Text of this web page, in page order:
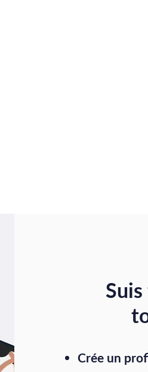
Crée un